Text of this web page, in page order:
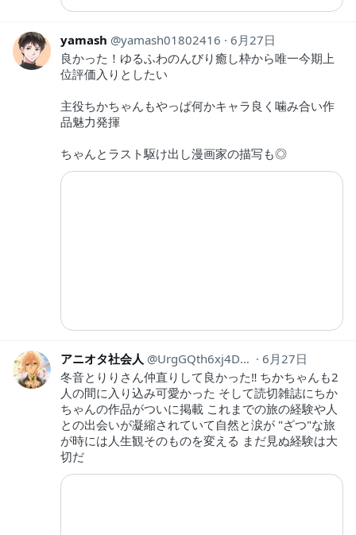
yamash yamash01802416
6月27日
良かった！ゆるふわのんびり癒し枠から唯一今期上
位評価入りとしたい
主役ちかちゃんもやっぱ何かキャラ良く噛み合い作
品魅力発揮
ちゃんとラスト駆け出し漫画家の描写も◎
アニオタ社会人 UrgGQth6xj4Dv1O
6月27日
冬音とりりさん仲直りして良かった‼︎ ちかちゃんも2
人の間に入り込み可愛かった そして読切雑誌にちか
ちゃんの作品がついに掲載 これまでの旅の経験や人
との出会いが凝縮されていて自然と涙が "ざつ"な旅
が時には人生観そのものを変える まだ見ぬ経験は大
切だ